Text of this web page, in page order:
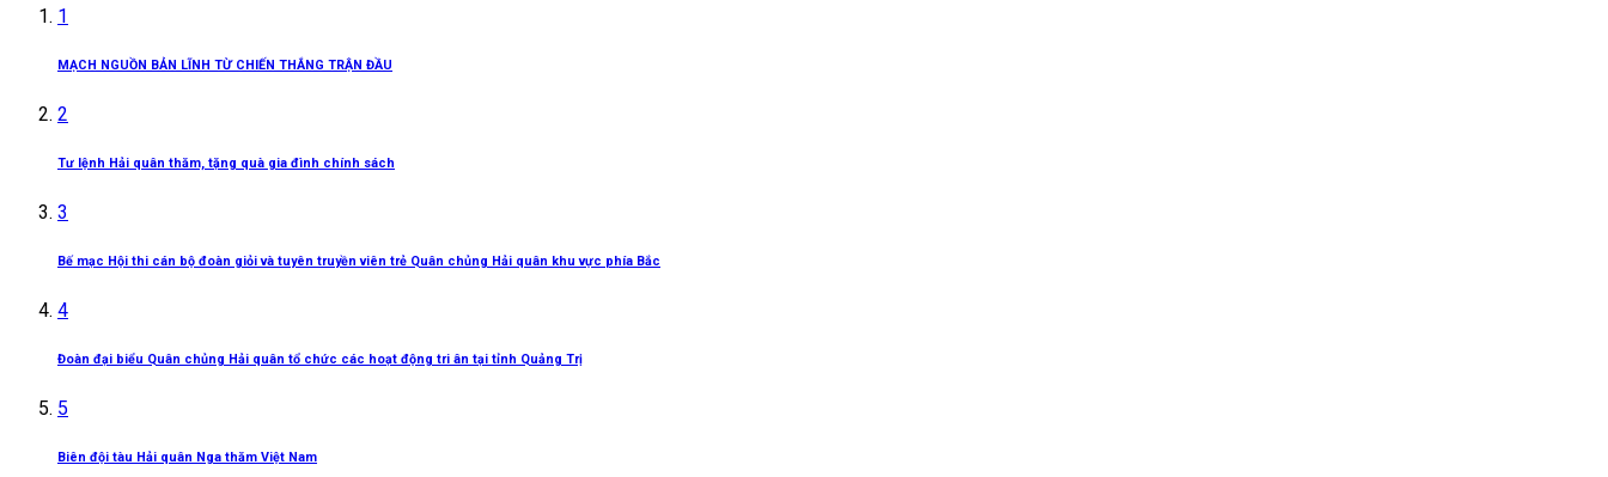
1
MẠCH NGUỒN BẢN LĨNH TỪ CHIẾN THẮNG TRẬN ĐẦU
2
Tư lệnh Hải quân thăm, tặng quà gia đình chính sách
3
Bế mạc Hội thi cán bộ đoàn giỏi và tuyên truyền viên trẻ Quân chủng Hải quân khu vực phía Bắc
4
Đoàn đại biểu Quân chủng Hải quân tổ chức các hoạt động tri ân tại tỉnh Quảng Trị
5
Biên đội tàu Hải quân Nga thăm Việt Nam